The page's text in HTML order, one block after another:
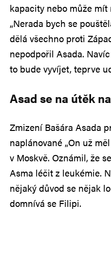
kapacity nebo může
„Nerada bych se
dělá všechno proti
nepodpořil Asada.
to bude vyvíjet, teprve
Asad se na útěk
Zmizení Bašára Asada
naplánované „On už
v Moskvě. Oznámil, že
Asma léčit z leukémie.
nějaký důvod se nějak
domnívá se Filipi.